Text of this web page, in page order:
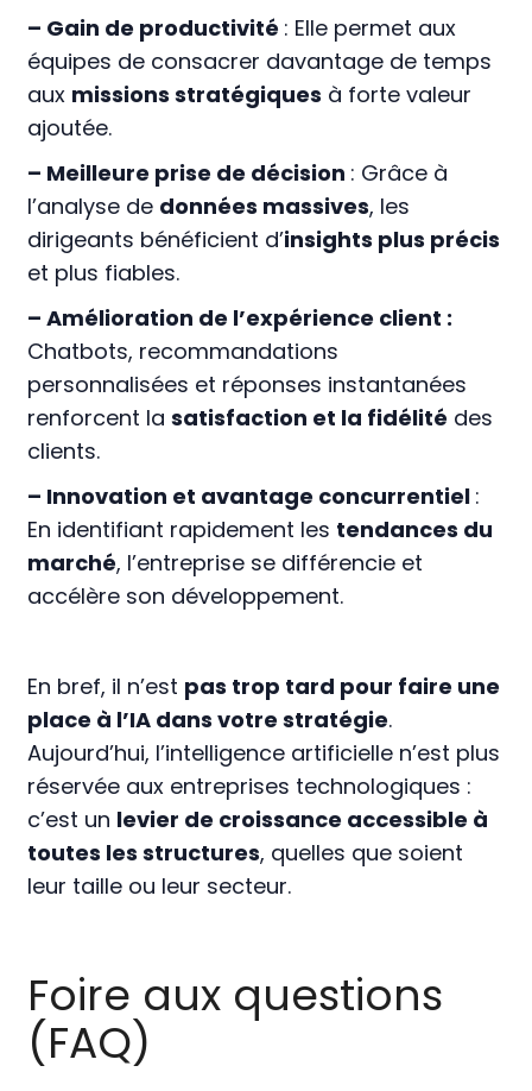
– Gain de productivité : Elle permet aux
équipes de consacrer davantage de temps
aux missions stratégiques à forte valeur
ajoutée.
– Meilleure prise de décision : Grâce à
l’analyse de données massives, les
dirigeants bénéficient d’insights plus précis
et plus fiables.
– Amélioration de l’expérience client :
Chatbots, recommandations
personnalisées et réponses instantanées
renforcent lasatisfaction et la fidélité des
clients.
– Innovation et avantage concurrentiel :
En identifiant rapidement les tendances du
marché, l’entreprise se différencie et
accélère son développement.
En bref, il n’est pas trop tard pour faire une
place à l’IA dans votre stratégie.
Aujourd’hui, l’intelligence artificielle n’est plus
réservée aux entreprises technologiques :
c’est un levier de croissance accessible à
toutes les structures, quelles que soient
leur taille ou leur secteur.
Foire aux questions
(FAQ)